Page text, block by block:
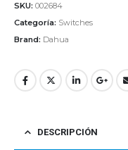
SKU: 002684
Categoría: Switches
Brand: Dahua
DESCRIPCIÓN